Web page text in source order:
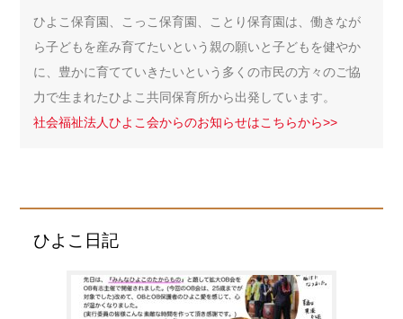
ひよこ保育園、こっこ保育園、ことり保育園は、働きなが
ら子どもを産み育てたいという親の願いと子どもを健やか
に、豊かに育てていきたいという多くの市民の方々のご協
力で生まれたひよこ共同保育所から出発しています。
社会福祉法人ひよこ会からのお知らせはこちらから>>
ひよこ日記